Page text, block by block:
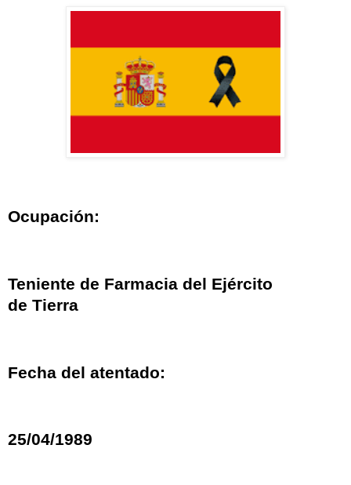
Ocupación:
Teniente de Farmacia del Ejército
de Tierra
Fecha del atentado:
25/04/1989